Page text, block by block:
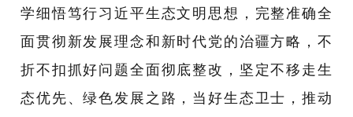
学细悟笃行习近平生态文明思想，完整准确全
面贯彻新发展理念和新时代党的治疆方略，不
折不扣抓好问题全面彻底整改，坚定不移走生
态优先、绿色发展之路，当好生态卫士，推动